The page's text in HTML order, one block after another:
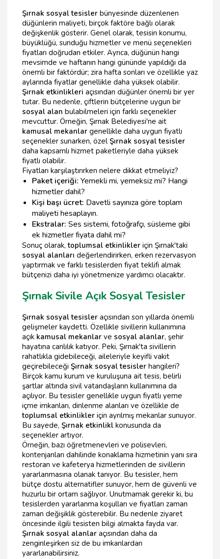
Şırnak sosyal tesisler bünyesinde düzenlenen
düğünlerin maliyeti, birçok faktöre bağlı olarak
değişkenlik gösterir. Genel olarak, tesisin konumu,
büyüklüğü, sunduğu hizmetler ve menü seçenekleri
fiyatları doğrudan etkiler. Ayrıca, düğünün hangi
mevsimde ve haftanın hangi gününde yapıldığı da
önemli bir faktördür; zira hafta sonları ve özellikle yaz
aylarında fiyatlar genellikle daha yüksek olabilir.
Şırnak etkinlikleri açısından düğünler önemli bir yer
tutar. Bu nedenle, çiftlerin bütçelerine uygun bir
sosyal alan bulabilmeleri için farklı seçenekler
mevcuttur. Örneğin, Şırnak Belediyesi'ne ait
kamusal mekanlar genellikle daha uygun fiyatlı
seçenekler sunarken, özel Şırnak sosyal tesisler
daha kapsamlı hizmet paketleriyle daha yüksek
fiyatlı olabilir.
Fiyatları karşılaştırırken nelere dikkat etmeliyiz?
Paket içeriği: Yemekli mi, yemeksiz mi? Hangi
hizmetler dahil?
Kişi başı ücret: Davetli sayınıza göre toplam
maliyeti hesaplayın.
Ekstralar: Ses sistemi, fotoğrafçı, süsleme gibi
ek hizmetler fiyata dahil mi?
Sonuç olarak,toplumsal etkinlikler için Şırnak'taki
sosyal alanları değerlendirirken, erken rezervasyon
yaptırmak ve farklı tesislerden fiyat teklifi almak
bütçenizi daha iyi yönetmenize yardımcı olacaktır.
Şırnak Sivile Açık Sosyal Tesisler
Şırnak sosyal tesisler açısından son yıllarda önemli
gelişmeler kaydetti. Özellikle sivillerin kullanımına
açık kamusal mekanlar ve sosyal alanlar, şehir
hayatına canlılık katıyor. Peki, Şırnak'ta sivillerin
rahatlıkla gidebileceği, aileleriyle keyifli vakit
geçirebileceği Şırnak sosyal tesisler hangileri?
Birçok kamu kurum ve kuruluşuna ait tesis, belirli
şartlar altında sivil vatandaşların kullanımına da
açılıyor. Bu tesisler genellikle uygun fiyatlı yeme
içme imkanları, dinlenme alanları ve özellikle de
toplumsal etkinlikler için ayrılmış mekanlar sunuyor.
Bu sayede, Şırnak etkinlikl konusunda da
seçenekler artıyor.
Örneğin, bazı öğretmenevleri ve polisevleri,
kontenjanları dahilinde konaklama hizmetinin yanı sıra
restoran ve kafeterya hizmetlerinden de sivillerin
yararlanmasına olanak tanıyor. Bu tesisler, hem
bütçe dostu alternatifler sunuyor, hem de güvenli ve
huzurlu bir ortam sağlıyor. Unutmamak gerekir ki, bu
tesislerden yararlanma koşulları ve fiyatları zaman
zaman değişiklik gösterebilir. Bu nedenle ziyaret
öncesinde ilgili tesisten bilgi almakta fayda var.
Şırnak sosyal alanlar açısından daha da
zenginleşirken siz de bu imkanlardan
yararlanabilirsiniz.